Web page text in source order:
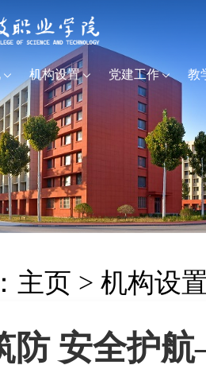
机构设置 党建工作 教
主页 > 机构设
防 安全护